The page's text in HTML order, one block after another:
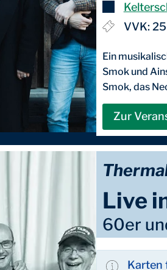
VVK:
Ein
Smok und
Smok, das
Zur
Live
60er
Karten